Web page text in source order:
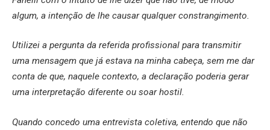
algum, a intenção de lhe causar qualquer constrangimento.
Utilizei a pergunta da referida profissional para transmitir
uma mensagem que já estava na minha cabeça, sem me dar
conta de que, naquele contexto, a declaração poderia gerar
uma interpretação diferente ou soar hostil.
Quando concedo uma entrevista coletiva, entendo que não